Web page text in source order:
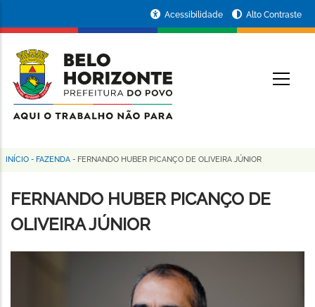
conteúdo
principal
da
Prefeitura
de
Horizonte
Acessibilidade Alto Contraste
Trilha
de
navegação
INÍCIO - FAZENDA - FERNANDO HUBER PICANÇO DE OLIVEIRA JÚNIOR
FERNANDO HUBER PICANÇO DE
OLIVEIRA JÚNIOR